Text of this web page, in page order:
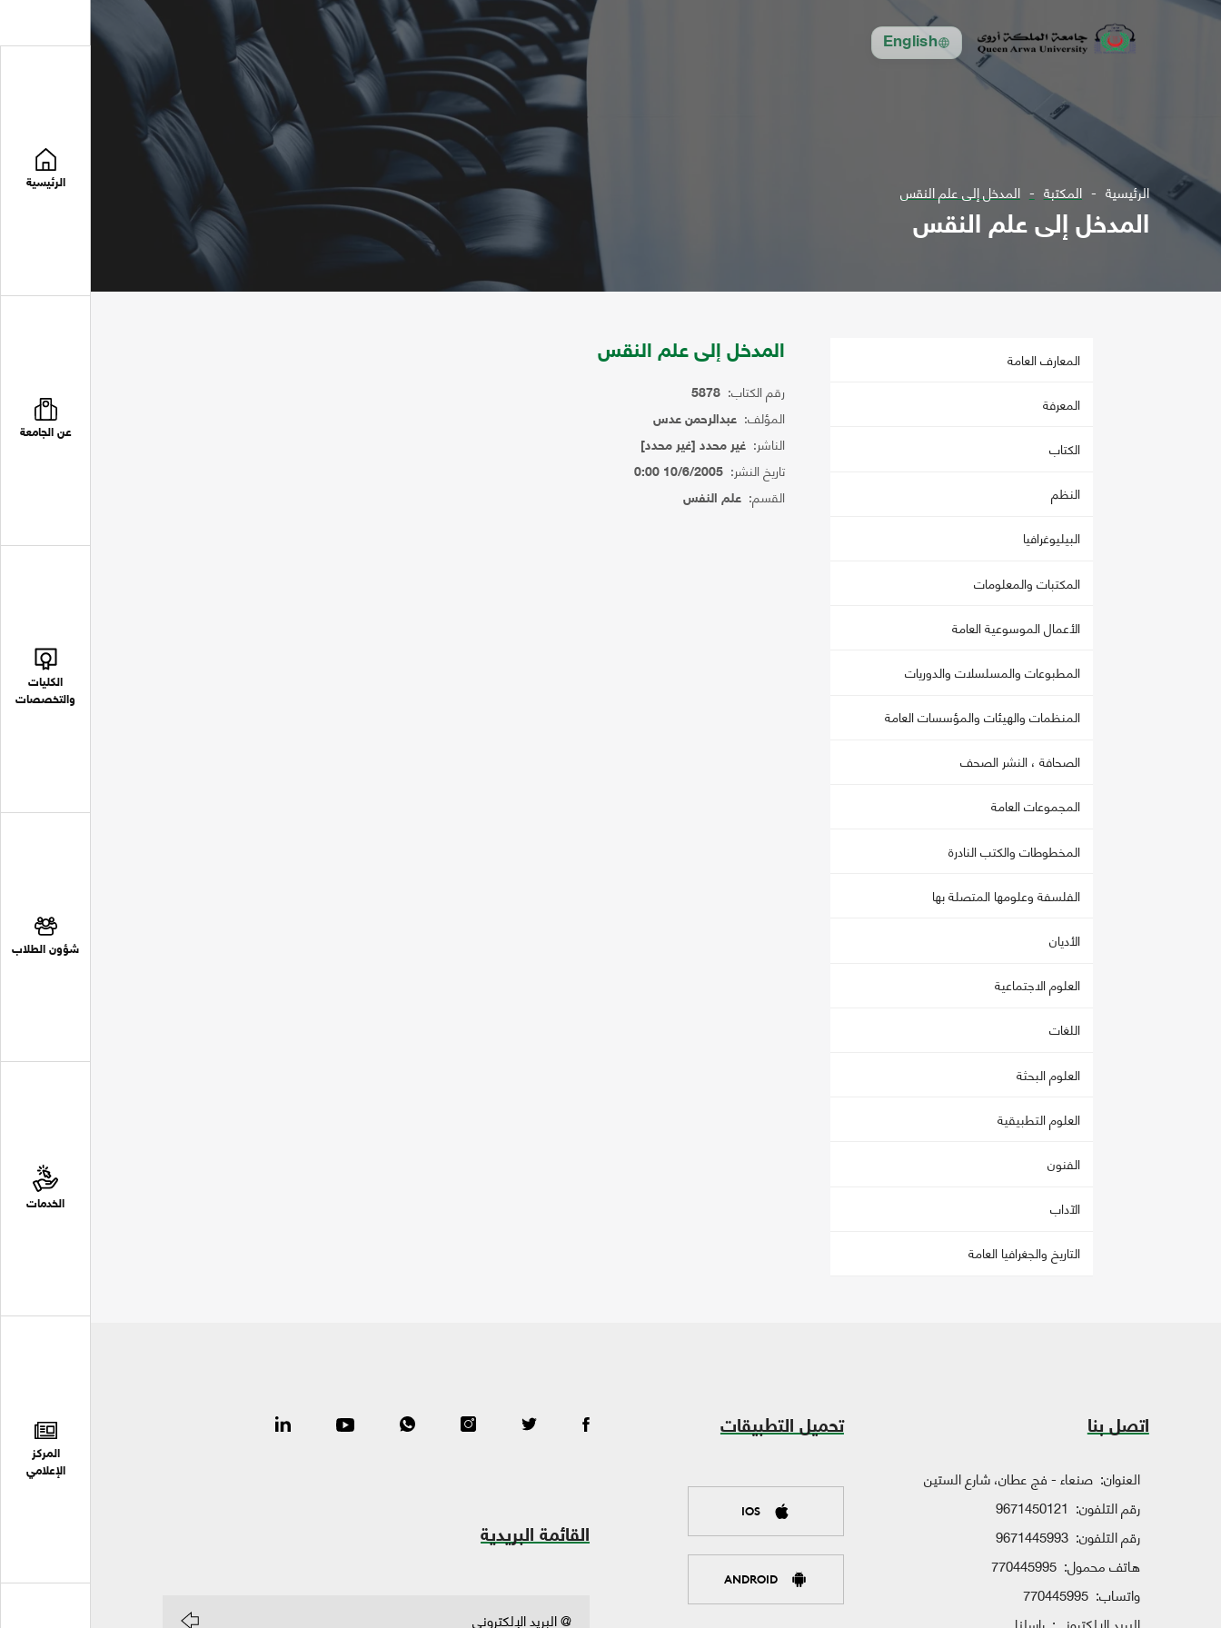
English
الرئيسية
عن الجامعة
الكليات
والتخصصات
شؤون الطلاب
الخدمات
المركز
الإعلامي
الرئيسية المكتبة المدخل إلى علم النقس
المدخل إلى علم النقس
المعارف العامة
المعرفة
الكتاب
النظم
البيليوغرافيا
المكتبات والمعلومات
الأعمال الموسوعية العامة
المطبوعات والمسلسلات والدوريات
المنظمات والهيئات والمؤسسات العامة
الصحافة ، النشر الصحف
المجموعات العامة
المخطوطات والكتب النادرة
الفلسفة وعلومها المتصلة بها
الأديان
العلوم الاجتماعية
اللغات
العلوم البحثة
العلوم التطبيقية
الفنون
الآداب
التاريخ والجغرافيا العامة
المدخل إلى علم النقس
رقم الكتاب: 5878
المؤلف: عبدالرحمن عدس
الناشر: غير محدد [غير محدد]
تاريخ النشر: 10/6/2005 0:00
القسم: علم النفس
اتصل بنا
العنوان: صنعاء - فج عطان، شارع الستين
رقم التلفون: 9671450121
رقم التلفون: 9671445993
هاتف محمول: 770445995
واتساب: 770445995
تحميل التطبيقات
IOS
ANDROID
القائمة البريدية